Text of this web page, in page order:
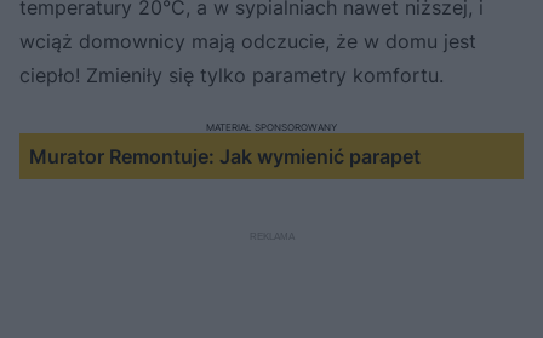
temperatury 20°C, a w sypialniach nawet niższej, i
wciąż domownicy mają odczucie, że w domu jest
ciepło! Zmieniły się tylko parametry komfortu.
Murator Remontuje: Jak wymienić parapet
MATERIAŁ SPONSOROWANY